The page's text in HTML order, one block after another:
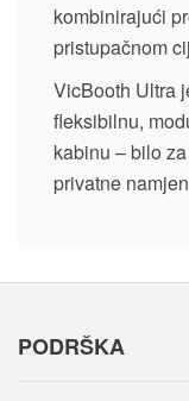
kombinirajući
pristupačnom
VicBooth Ultra
fleksibilnu,
kabinu – bilo
privatne
PODRŠKA